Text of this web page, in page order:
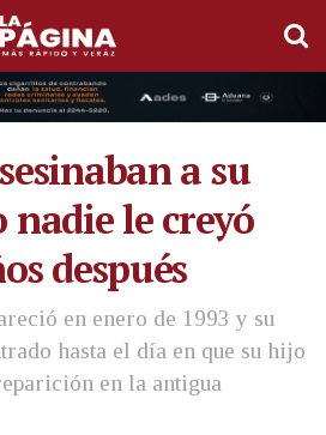
a su
nadie le creyó
después
en enero de 1993 y su
hasta el día en que su hijo
en la antigua